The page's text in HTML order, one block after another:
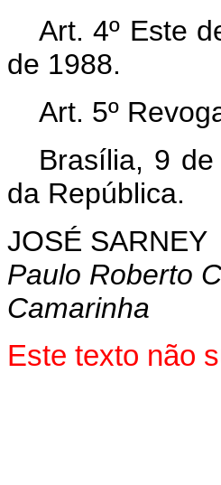
Art. 4º Este
de 1988.
Art. 5º
Brasília, 9
da República.
JOSÉ SARNEY
Paulo Roberto
Camarinha
Este texto não